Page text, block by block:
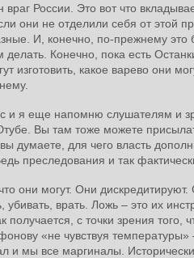
России. Это вот что
они не отделили себя от этой
И, конечно, по-прежнему это
Конечно, пока есть
изготовить, какое варево они
и я еще напомню слушателям и
Вы там тоже можете
думаете, для чего власть
преследования и так
они могут. Они
убивать, врать. Ложь – это их
с точки зрения того,
«не чувствуя
и мы все маргиналы.